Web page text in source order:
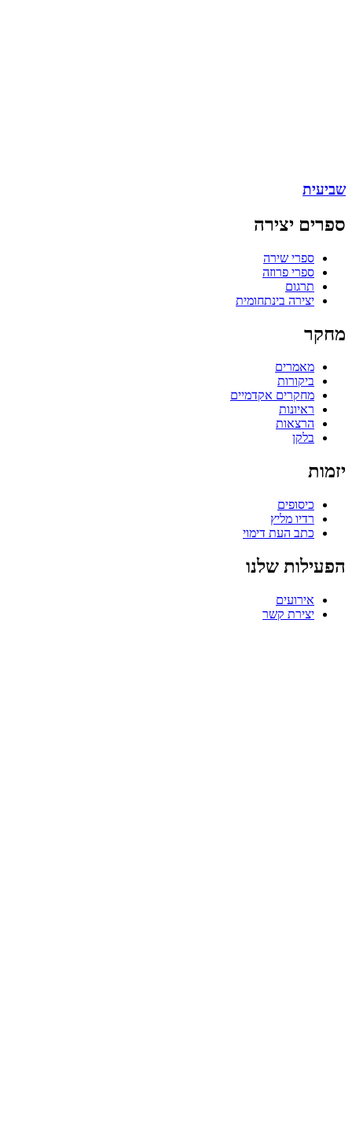
שביעית
ספרים יצירה
ספרי שירה
ספרי פרוזה
תרגום
יצירה בינתחומית
מחקר
מאמרים
ביקורות
מחקרים אקדמיים
ראיונות
הרצאות
בלקן
יזמות
כיסופים
רדיו מליץ
כתב העת דימוי
הפעילות שלנו
אירועים
יצירת קשר